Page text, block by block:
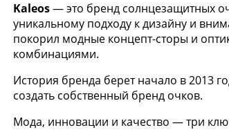
Kaleos— это бренд солнцезащитных
уникальному подходу к дизайну и
покорил модные концепт-сторы и
комбинациями.
История бренда берет начало в 2013
создать собственный бренд очков.
Мода, инновации и качество — три